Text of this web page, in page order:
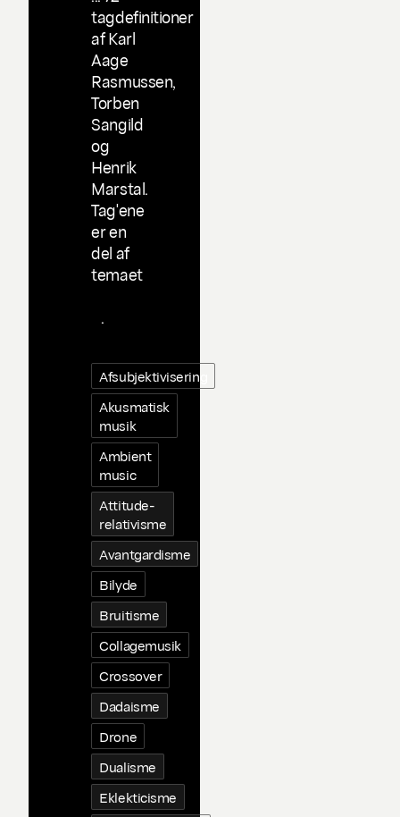
tagdefinitioner
af Karl
Aage
Rasmussen,
Torben
Sangild
og
Henrik
Marstal.
Tag'ene
er en
del af
temaet
.
Afsubjektivisering
Akusmatisk
musik
Ambient
music
Attitude-
relativisme
Avantgardisme
Bilyde
Bruitisme
Collagemusik
Crossover
Dadaisme
Drone
Dualisme
Eklekticisme